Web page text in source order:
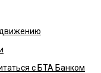
с БТА Банком